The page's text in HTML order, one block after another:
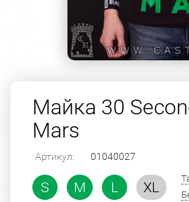
Майка 30
Mars
Артикул: 01040027
S M L
XL